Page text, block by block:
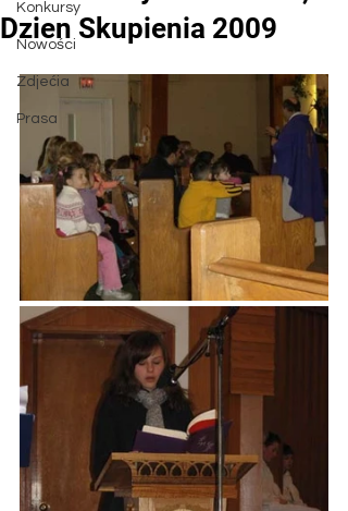
Konkursy
Nowości
Zdjećia
Prasa
Dzien Skupienia 2009